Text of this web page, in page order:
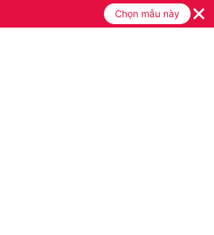
Chọn mẫu này